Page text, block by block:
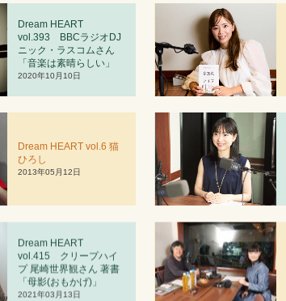
Dream HEART
vol.393 BBCラジオDJ
ニック・ラスコムさん
「音楽は素晴らしい」
2020年10月10日
Dream HEART vol.6 猫
ひろし
2013年05月12日
Dream HEART
vol.41 5 クリープハイ
プ 尾崎世界観さん 著書
「母影(おもかげ)」
2021年03月13日